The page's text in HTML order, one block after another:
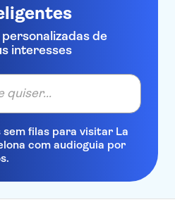
de
interesses
quiser...
sem filas para visitar La
com audioguia por